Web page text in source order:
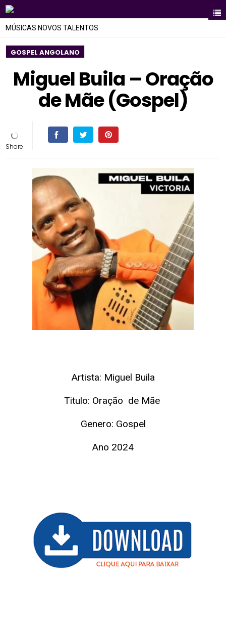
MÚSICAS NOVOS TALENTOS
GOSPEL ANGOLANO
Miguel Buila – Oração
de Mãe (Gospel)
Artista: Miguel Buila
Titulo: Oração de Mãe
Genero: Gospel
Ano 2024